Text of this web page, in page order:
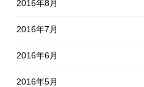
2016年8月
2016年7月
2016年6月
2016年5月